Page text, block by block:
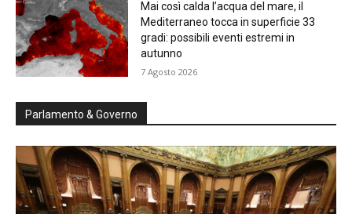
Mai così calda l’acqua del mare, il
Mediterraneo tocca in superficie 33
gradi: possibili eventi estremi in
autunno
7 Agosto 2026
Parlamento & Governo